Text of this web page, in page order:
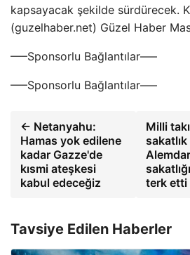
kapsayacak şekilde sürdürecek.
(guzelhaber.net) Güzel Haber
—–Sponsorlu Bağlantılar—–
—–Sponsorlu Bağlantılar—–
← Netanyahu:
Hamas yok edilene
kadar Gazze'de
kısmi ateşkesi
kabul edeceğiz
Milli
terk
Tavsiye Edilen Haberler